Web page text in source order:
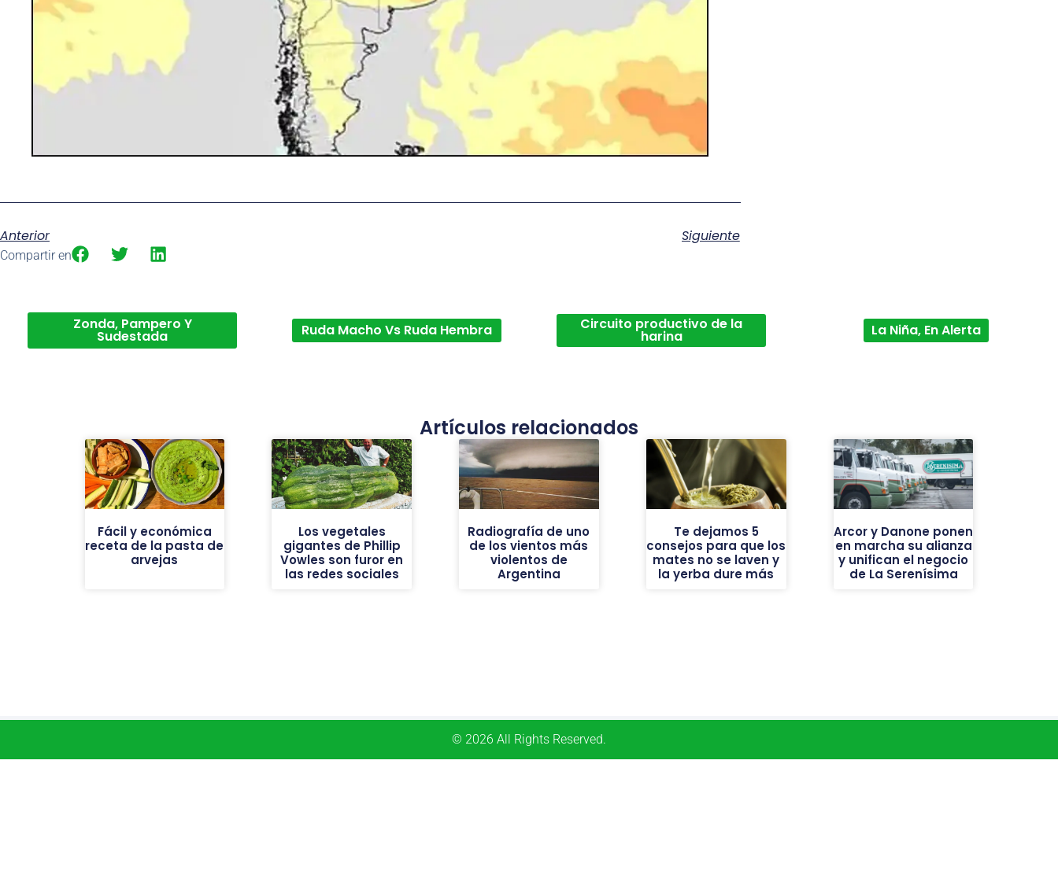
Anterior Siguiente
Compartir en
Zonda, Pampero Y
Sudestada Ruda Macho Vs Ruda Hembra Circuito productivo de la
harina La Niña, En Alerta
Artículos relacionados
Fácil y económica
receta de la pasta de
arvejas
Los vegetales
gigantes de Phillip
Vowles son furor en
las redes sociales
Radiografía de uno
de los vientos más
violentos de
Argentina
Te dejamos 5
consejos para que los
mates no se laven y
la yerba dure más
Arcor y Danone ponen
en marcha su alianza
y unifican el negocio
de La Serenísima
© 2026 All Rights Reserved.